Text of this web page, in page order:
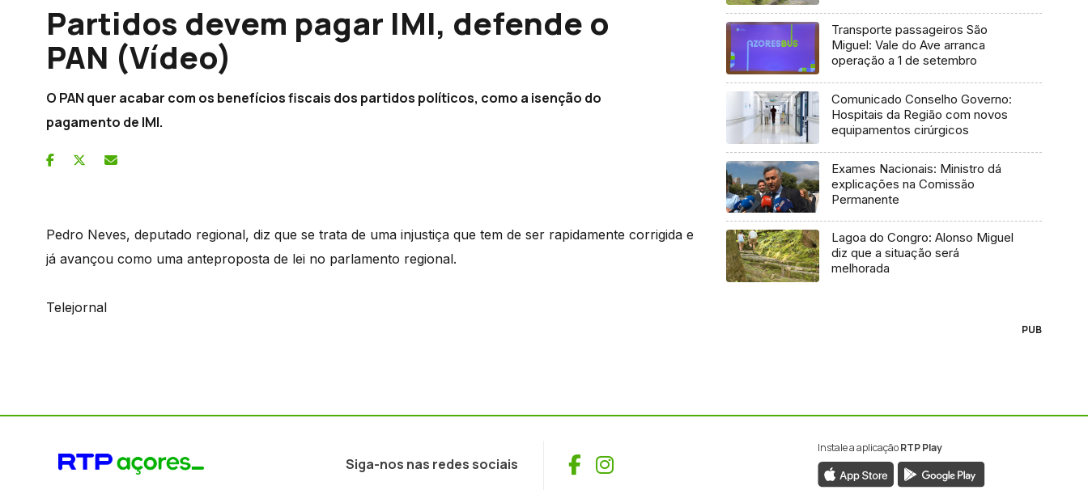
Partidos devem pagar IMI, defende o
PAN (Vídeo)
O PAN quer acabar com os benefícios fiscais dos partidos políticos, como a isenção do
pagamento de IMI.
Pedro Neves, deputado regional, diz que se trata de uma injustiça que tem de ser rapidamente corrigida e
já avançou como uma anteproposta de lei no parlamento regional.
Telejornal
Transporte passageiros São
Miguel: Vale do Ave arranca
operação a 1 de setembro
Comunicado Conselho Governo:
Hospitais da Região com novos
equipamentos cirúrgicos
Exames Nacionais: Ministro dá
explicações na Comissão
Permanente
Lagoa do Congro: Alonso Miguel
diz que a situação será
melhorada
PUB
Siga-nos nas redes sociais Facebook
Instagram
Instale a aplicaçãoRTP Play